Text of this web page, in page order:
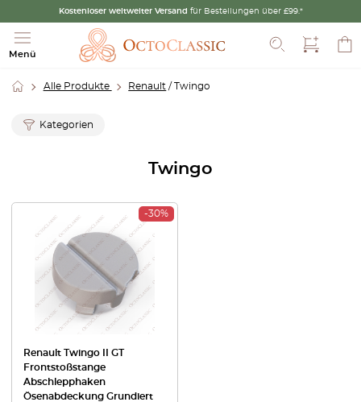
Kostenloser weltweiter Versand für Bestellungen über £99.*
Menü
Suche
Alle Produkte Renault / Twingo
Kategorien
Twingo
-30%
Renault Twingo II GT
Frontstoßstange
Abschlepphaken
Ösenabdeckung Grundiert